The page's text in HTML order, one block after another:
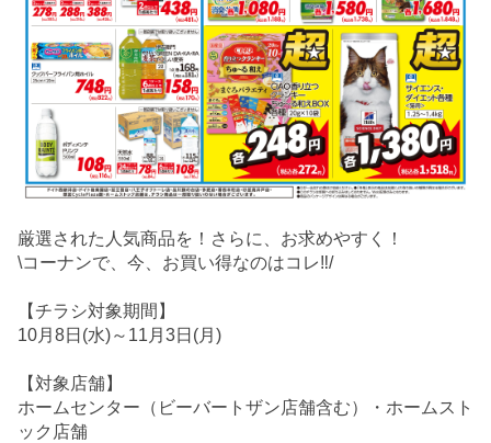
厳選された人気商品を！さらに、お求めやすく！
\コーナンで、今、お買い得なのはコレ‼/
【チラシ対象期間】
10月8日(水)～11月3日(月)
【対象店舗】
ホームセンター（ビーバートザン店舗含む）・ホームスト
ック店舗